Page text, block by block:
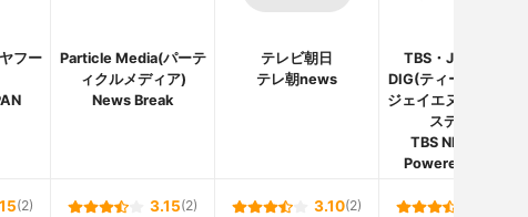
フー
Particle Media(パーテ
ィクルメディア)
News Break
テレビ朝日
テレ朝news
TBS・JNN NEWS
DIG(ティービーエス・
ジェイエヌエヌ ニュー
スディグ)
TBS NEWS DIG
Powered by JNN
(2) 3.15(2) 3.10(2)